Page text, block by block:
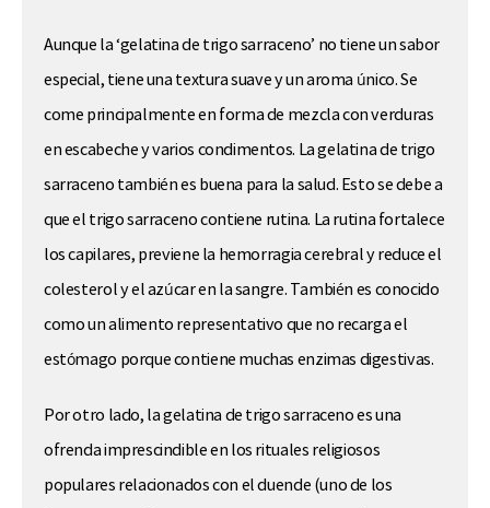
Aunque la ‘gelatina de trigo sarraceno’ no tiene un sabor
especial, tiene una textura suave y un aroma único. Se
come principalmente en forma de mezcla con verduras
en escabeche y varios condimentos. La gelatina de trigo
sarraceno también es buena para la salud. Esto se debe a
que el trigo sarraceno contiene rutina. La rutina fortalece
los capilares, previene la hemorragia cerebral y reduce el
colesterol y el azúcar en la sangre. También es conocido
como un alimento representativo que no recarga el
estómago porque contiene muchas enzimas digestivas.
Por otro lado, la gelatina de trigo sarraceno es una
ofrenda imprescindible en los rituales religiosos
populares relacionados con el duende (uno de los